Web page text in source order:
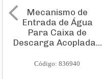
Mecanismo de
Entrada de Água
Para Caixa de
Descarga Acoplada...
Código: 836940